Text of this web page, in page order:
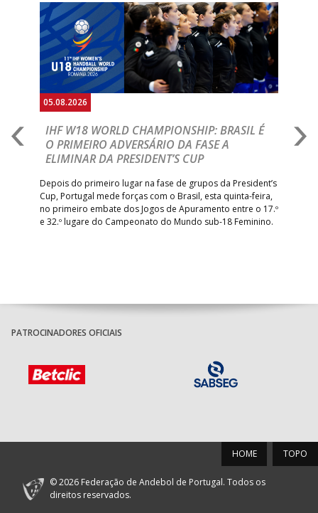
05.08.2026
IHF W18 WORLD CHAMPIONSHIP: BRASIL É
O PRIMEIRO ADVERSÁRIO DA FASE A
ELIMINAR DA PRESIDENT’S CUP
Depois do primeiro lugar na fase de grupos da President’s
Cup, Portugal mede forças com o Brasil, esta quinta-feira,
no primeiro embate dos Jogos de Apuramento entre o 17.º
e 32.º lugare do Campeonato do Mundo sub-18 Feminino.
Anterior
PATROCINADORES OFICIAIS
TOPO
HOME
© 2026 Federação de Andebol de Portugal. Todos os
direitos reservados.